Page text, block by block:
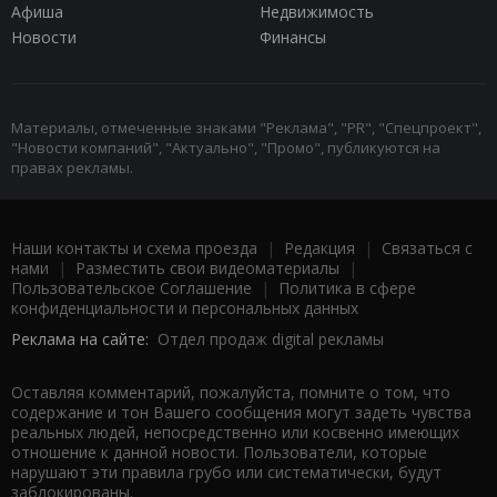
Афиша
Недвижимость
Новости
Финансы
Материалы, отмеченные знаками "Реклама", "PR", "Спецпроект",
"Новости компаний", "Актуально", "Промо", публикуются на
правах рекламы.
Наши контакты и схема проезда | Редакция | Связаться с
нами | Разместить свои видеоматериалы |
Пользовательское Соглашение |
Политика в сфере
конфиденциальности и персональных данных
Реклама на сайте: Отдел продаж digital рекламы
Оставляя комментарий, пожалуйста, помните о том, что
содержание и тон Вашего сообщения могут задеть чувства
реальных людей, непосредственно или косвенно имеющих
отношение к данной новости. Пользователи, которые
нарушают эти правила грубо или систематически, будут
заблокированы.